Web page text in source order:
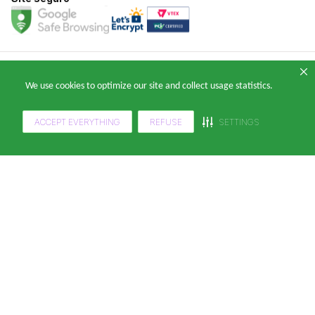
We use cookies to optimize our site and collect usage statistics.
ACCEPT EVERYTHING REFUSE SETTINGS
05.905.802/0001-64 Avenida Brigadeiro Faria Lima, nº 949 - Pinheiros, São